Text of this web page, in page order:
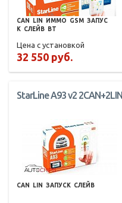
CAN LIN ИММО GSM ЗАПУС
К СЛЕЙВ BT
Цена с установкой
32 550 руб.
StarLine A93 v2 2CAN+2LIN
CAN LIN ЗАПУСК СЛЕЙВ